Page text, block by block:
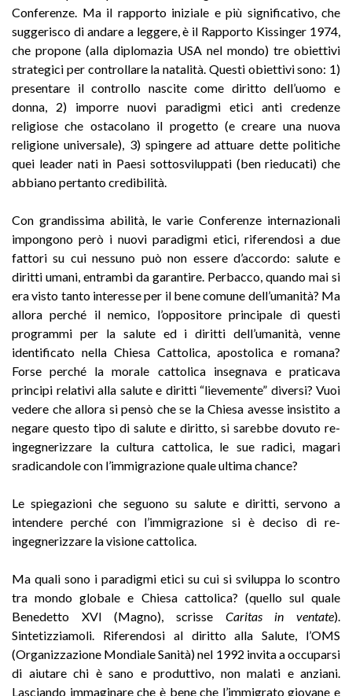
Conferenze. Ma il rapporto iniziale e più significativo, che
suggerisco di andare a leggere, è il Rapporto Kissinger 1974,
che propone (alla diplomazia USA nel mondo) tre obiettivi
strategici per controllare la natalità. Questi obiettivi sono: 1)
presentare il controllo nascite come diritto dell’uomo e
donna, 2) imporre nuovi paradigmi etici anti credenze
religiose che ostacolano il progetto (e creare una nuova
religione universale), 3) spingere ad attuare dette politiche
quei leader nati in Paesi sottosviluppati (ben rieducati) che
abbiano pertanto credibilità.
Con grandissima abilità, le varie Conferenze internazionali
impongono però i nuovi paradigmi etici, riferendosi a due
fattori su cui nessuno può non essere d’accordo: salute e
diritti umani, entrambi da garantire. Perbacco, quando mai si
era visto tanto interesse per il bene comune dell’umanità? Ma
allora perché il nemico, l’oppositore principale di questi
programmi per la salute ed i diritti dell’umanità, venne
identificato nella Chiesa Cattolica, apostolica e romana?
Forse perché la morale cattolica insegnava e praticava
principi relativi alla salute e diritti “lievemente” diversi? Vuoi
vedere che allora si pensò che se la Chiesa avesse insistito a
negare questo tipo di salute e diritto, si sarebbe dovuto re-
ingegnerizzare la cultura cattolica, le sue radici, magari
sradicandole con l’immigrazione quale ultima chance?
Le spiegazioni che seguono su salute e diritti, servono a
intendere perché con l’immigrazione si è deciso di re-
ingegnerizzare la visione cattolica.
Ma quali sono i paradigmi etici su cui si sviluppa lo scontro
tra mondo globale e Chiesa cattolica? (quello sul quale
Benedetto XVI (Magno), scrisse Caritas in ventate).
Sintetizziamoli. Riferendosi al diritto alla Salute, l’OMS
(Organizzazione Mondiale Sanità) nel 1992 invita a occuparsi
di aiutare chi è sano e produttivo, non malati e anziani.
Lasciando immaginare che è bene che l’immigrato giovane e